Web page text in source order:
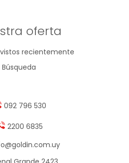
oferta
recientemente
Búsqueda
092 796 530
2200 6835